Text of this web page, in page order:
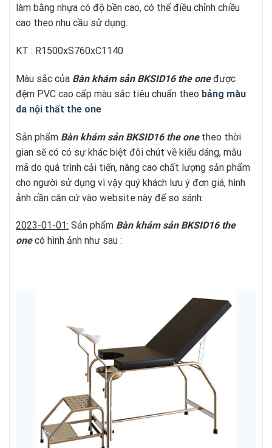
làm bằng nhựa có độ bền cao, có thể điều chỉnh chiều
cao theo nhu cầu sử dụng.
KT : R1500xS760xC1140
Màu sắc của Bàn khám sản BKSID16 the oneđược
đệm PVC cao cấp màu sắc tiêu chuẩn theo bảng màu
da nội thất the one
Sản phẩm Bàn khám sản BKSID16 the onetheo thời
gian sẽ có có sự khác biệt đôi chút về kiểu dáng, mẫu
mã do quá trình cải tiến, nâng cao chất lượng sản phẩm
cho người sử dụng vì vậy quý khách lưu ý đơn giá, hình
ảnh cần căn cứ vào website này để so sánh:
2023-01-01: Sản phẩm Bàn khám sản BKSID16 the
onecó hình ảnh như sau :